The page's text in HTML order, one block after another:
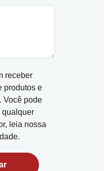
receber
produtos e
Você pode
qualquer
leia nossa